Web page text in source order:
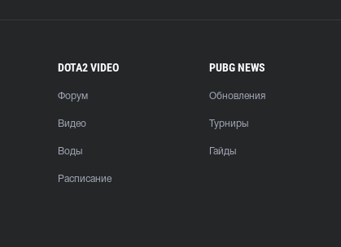
DOTA2 VIDEO
Форум
Видео
Воды
Расписание
PUBG NEWS
Обновления
Турниры
Гайды